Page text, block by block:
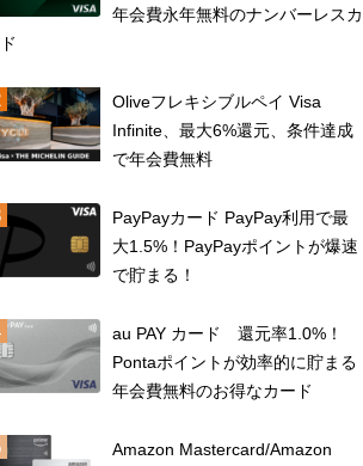
年会費永年無料のナンバーレスカ
Oliveフレキシブルペイ Visa
Infinite、最大6%還元、条件達成
で年会費無料
PayPayカード PayPay利用で最
大1.5%！PayPayポイントが爆速
で貯まる！
au PAY カード 還元率1.0%！
Pontaポイントが効率的に貯まる
年会費無料のお得なカード
Amazon Mastercard/Amazon